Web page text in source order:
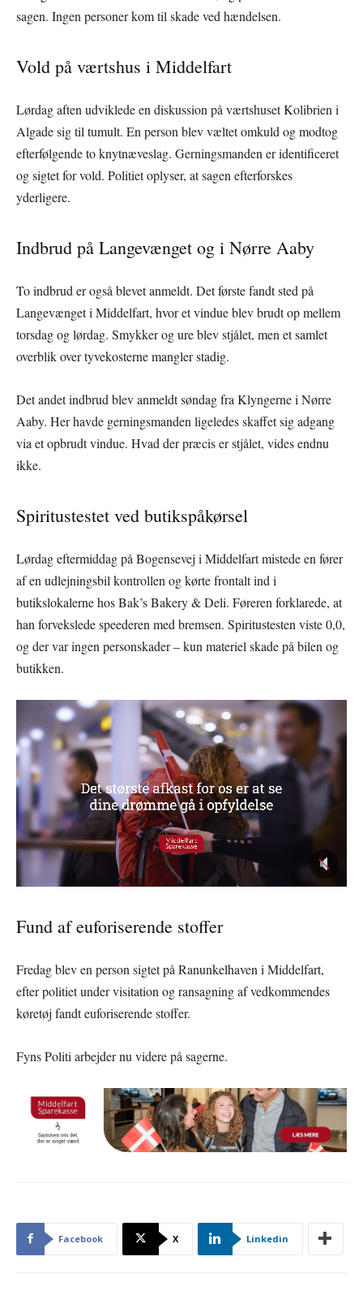
sagen. Ingen personer kom til skade ved hændelsen.
Vold på værtshus i Middelfart
Lørdag aften udviklede en diskussion på værtshuset Kolibrien i
Algade sig til tumult. En person blev væltet omkuld og modtog
efterfølgende to knytnæveslag. Gerningsmanden er identificeret
og sigtet for vold. Politiet oplyser, at sagen efterforskes
yderligere.
Indbrud på Langevænget og i Nørre Aaby
To indbrud er også blevet anmeldt. Det første fandt sted på
Langevænget i Middelfart, hvor et vindue blev brudt op mellem
torsdag og lørdag. Smykker og ure blev stjålet, men et samlet
overblik over tyvekosterne mangler stadig.
Det andet indbrud blev anmeldt søndag fra Klyngerne i Nørre
Aaby. Her havde gerningsmanden ligeledes skaffet sig adgang
via et opbrudt vindue. Hvad der præcis er stjålet, vides endnu
ikke.
Spiritustestet ved butikspåkørsel
Lørdag eftermiddag på Bogensevej i Middelfart mistede en fører
af en udlejningsbil kontrollen og kørte frontalt ind i
butikslokalerne hos Bak’s Bakery & Deli. Føreren forklarede, at
han forvekslede speederen med bremsen. Spiritustesten viste 0,0,
og der var ingen personskader – kun materiel skade på bilen og
butikken.
Fund af euforiserende stoffer
Fredag blev en person sigtet på Ranunkelhaven i Middelfart,
efter politiet under visitation og ransagning af vedkommendes
køretøj fandt euforiserende stoffer.
Fyns Politi arbejder nu videre på sagerne.
Facebook X Linkedin